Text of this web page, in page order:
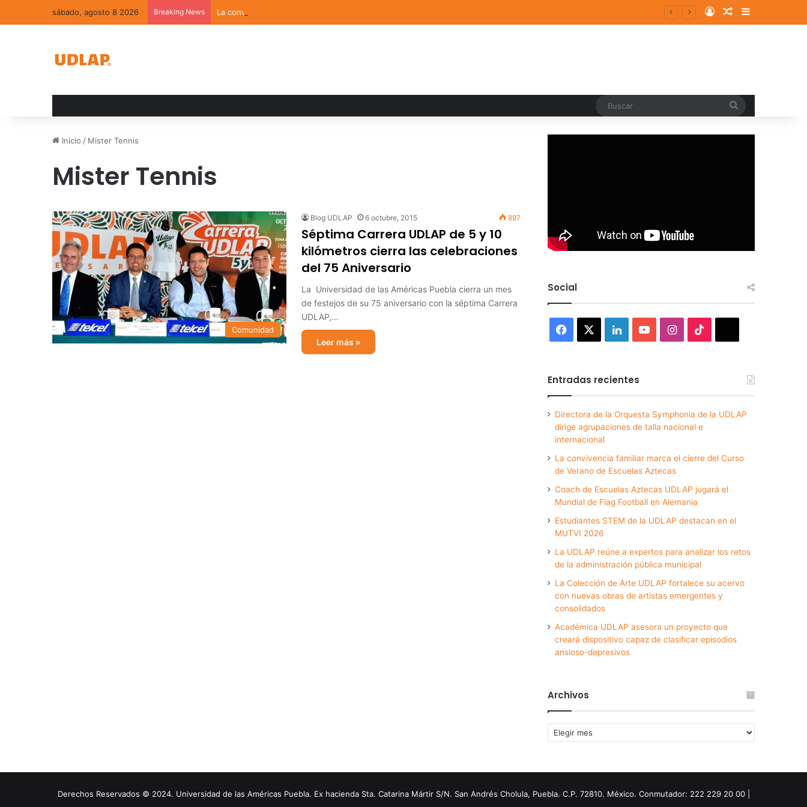
sábado, agosto 8 2026 Breaking News La convivencia familiar marca el cierre del Curso de Verano de Escuelas Aztecas Log InRandom Article
Sidebar
Inicio / Mister Tennis
Mister Tennis
Comunidad
Blog UDLAP 6 octubre, 2015 897
Séptima Carrera UDLAP de 5 y 10
kilómetros cierra las celebraciones
del 75 Aniversario
La Universidad de las Américas Puebla cierra un mes
de festejos de su 75 aniversario con la séptima Carrera
UDLAP,…
Leer más »
Social
Facebook LinkedInYouTubeInstagram
Entradas recientes
Directora de la Orquesta Symphonia de la UDLAP
dirige agrupaciones de talla nacional e
internacional
La convivencia familiar marca el cierre del Curso
de Verano de Escuelas Aztecas
Coach de Escuelas Aztecas UDLAP jugará el
Mundial de Flag Football en Alemania
Estudiantes STEM de la UDLAP destacan en el
MUTVI 2026
La UDLAP reúne a expertos para analizar los retos
de la administración pública municipal
La Colección de Arte UDLAP fortalece su acervo
con nuevas obras de artistas emergentes y
consolidados
Académica UDLAP asesora un proyecto que
creará dispositivo capaz de clasificar episodios
ansioso-depresivos
Archivos
Archivos
Derechos Reservados © 2024. Universidad de las Américas Puebla. Ex hacienda Sta. Catarina Mártir S/N. San Andrés Cholula, Puebla. C.P. 72810. México. Conmutador: 222 229 20 00 |